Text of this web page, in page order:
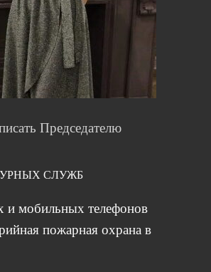
Председателю
СЛУЖБ
и мобильных телефонов
пожарная охрана в